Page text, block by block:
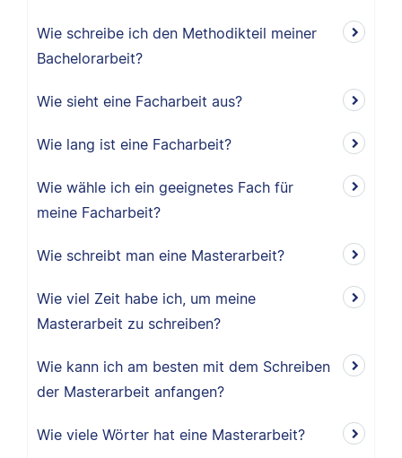
Wie schreibe ich den Methodikteil meiner
Bachelorarbeit?
Wie sieht eine Facharbeit aus?
Wie lang ist eine Facharbeit?
Wie wähle ich ein geeignetes Fach für
meine Facharbeit?
Wie schreibt man eine Masterarbeit?
Wie viel Zeit habe ich, um meine
Masterarbeit zu schreiben?
Wie kann ich am besten mit dem Schreiben
der Masterarbeit anfangen?
Wie viele Wörter hat eine Masterarbeit?